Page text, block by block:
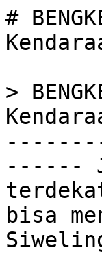
#
>
------
terdekat
bisa